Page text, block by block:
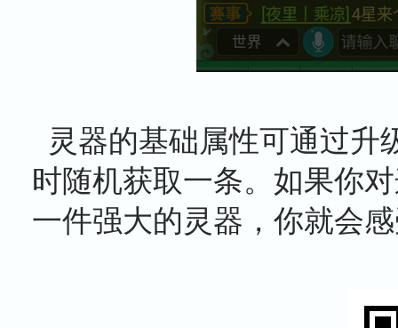
灵器的基础属性可通过升
时随机获取一条。如果你
一件强大的灵器，你就会